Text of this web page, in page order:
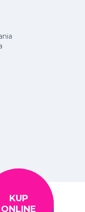
Szukaj
KUP
ONLINE